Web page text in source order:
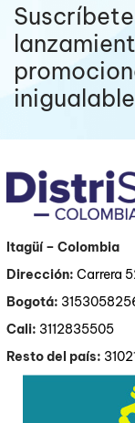
Itagüí– Colombia
Dirección: Carrera
Bogotá:
Cali: 3112835505
Resto del país: